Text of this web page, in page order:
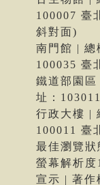
100007 臺
斜對面)
南門館 | 總
100035 臺
鐵道部園
址：
行政大樓 |
100011 臺
最佳瀏覽
螢幕解析
宣示 | 著作